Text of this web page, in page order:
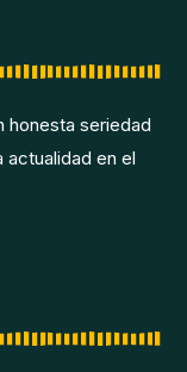
honesta seriedad
en el